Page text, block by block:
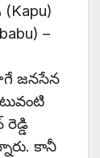
–
జనసేన
కానీ